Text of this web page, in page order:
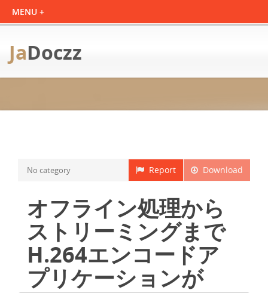
JaDoczz
Download
Report
No category
オフライン処理から
ストリーミングまで
H.264エンコードア
プリケーションが